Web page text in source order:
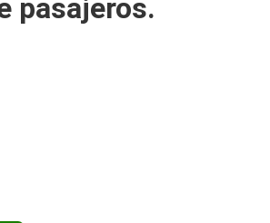
pasajeros.